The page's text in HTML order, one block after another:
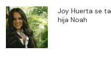
Joy Huerta se
hija Noah